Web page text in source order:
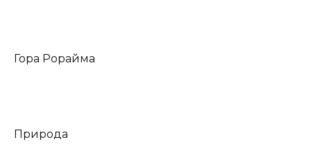
Гора Рорайма
Природа